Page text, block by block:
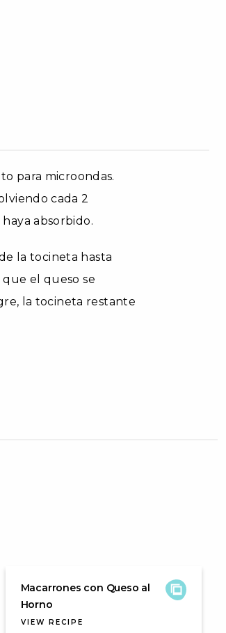
para microondas.
cada 2
absorbido.
la tocineta hasta
el queso se
la tocineta restante
Macarrones con Queso al
Horno
VIEW RECIPE